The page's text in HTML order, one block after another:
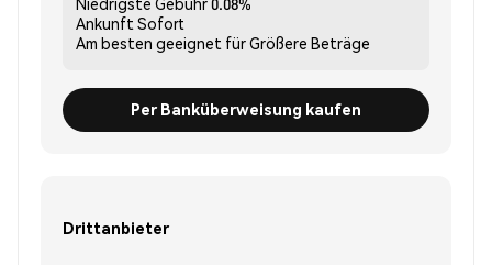
Ankunft Sofort
Am besten geeignet fürGrößere Beträge
Per Banküberweisung kaufen
Drittanbieter